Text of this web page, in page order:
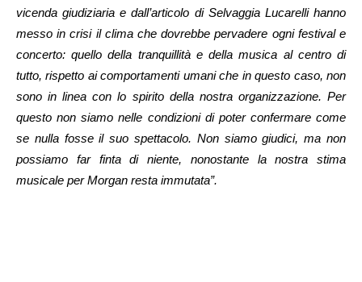
vicenda giudiziaria e dall’articolo di Selvaggia Lucarelli hanno
messo in crisi il clima che dovrebbe pervadere ogni festival e
concerto: quello della tranquillità e della musica al centro di
tutto, rispetto ai comportamenti umani che in questo caso, non
sono in linea con lo spirito della nostra organizzazione. Per
questo non siamo nelle condizioni di poter confermare come
se nulla fosse il suo spettacolo. Non siamo giudici, ma non
possiamo far finta di niente, nonostante la nostra stima
musicale per Morgan resta immutata”.